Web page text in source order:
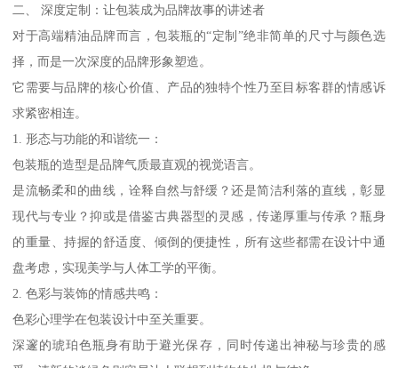
二、 深度定制：让包装成为品牌故事的讲述者
对于高端精油品牌而言，包装瓶的“定制”绝非简单的尺寸与颜色选
择，而是一次深度的品牌形象塑造。
它需要与品牌的核心价值、产品的独特个性乃至目标客群的情感诉
求紧密相连。
1. 形态与功能的和谐统一：
包装瓶的造型是品牌气质最直观的视觉语言。
是流畅柔和的曲线，诠释自然与舒缓？还是简洁利落的直线，彰显
现代与专业？抑或是借鉴古典器型的灵感，传递厚重与传承？瓶身
的重量、持握的舒适度、倾倒的便捷性，所有这些都需在设计中通
盘考虑，实现美学与人体工学的平衡。
2. 色彩与装饰的情感共鸣：
色彩心理学在包装设计中至关重要。
深邃的琥珀色瓶身有助于避光保存，同时传递出神秘与珍贵的感